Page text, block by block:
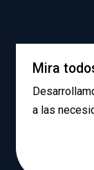
Mira
a las